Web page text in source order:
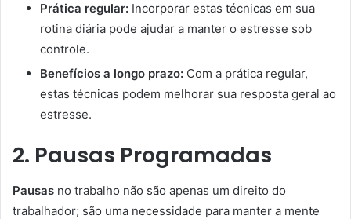
Prática regular: Incorporar estas técnicas em sua
rotina diária pode ajudar a manter o estresse sob
controle.
Benefícios a longo prazo: Com a prática regular,
estas técnicas podem melhorar sua resposta geral ao
estresse.
2. Pausas Programadas
Pausas no trabalho não são apenas um direito do
trabalhador; são uma necessidade para manter a mente